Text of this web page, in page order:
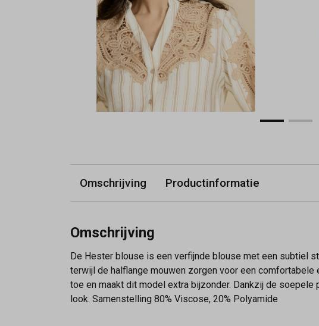
Omschrijving Productinformatie
Omschrijving
De Hester blouse is een verfijnde blouse met een subtiel
terwijl de halflange mouwen zorgen voor een
toe en maakt dit model extra bijzonder. Dankzij de
look. Samenstelling 80% Viscose, 20% Polyamide